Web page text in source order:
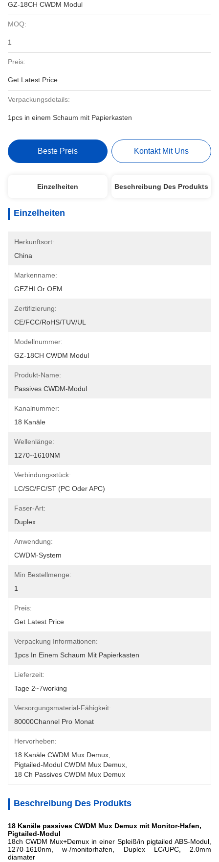
GZ-18CH CWDM Modul
MOQ:
1
Preis:
Get Latest Price
Verpackungsdetails:
1pcs in einem Schaum mit Papierkasten
Beste Preis Kontakt Mit Uns
Einzelheiten Beschreibung Des Produkts
Einzelheiten
Herkunftsort:
China
Markenname:
GEZHI Or OEM
Zertifizierung:
CE/FCC/RoHS/TUV/UL
Modellnummer:
GZ-18CH CWDM Modul
Produkt-Name:
Passives CWDM-Modul
Kanalnummer:
18 Kanäle
Wellenlänge:
1270~1610NM
Verbindungsstück:
LC/SC/FC/ST (PC Oder APC)
Faser-Art:
Duplex
Anwendung:
CWDM-System
Min Bestellmenge:
1
Preis:
Get Latest Price
Verpackung Informationen:
1pcs In Einem Schaum Mit Papierkasten
Lieferzeit:
Tage 2~7working
Versorgungsmaterial-Fähigkeit:
80000Channel Pro Monat
Hervorheben:
18 Kanäle CWDM Mux Demux
Pigtailed-Modul CWDM Mux Demux
18 Ch Passives CWDM Mux Demux
Beschreibung Des Produkts
18 Kanäle passives CWDM Mux Demux mit Monitor-Hafen,
Pigtailed-Modul
18ch CWDM Mux+Demux in einer Spleiß/in pigtailed ABS-Modul,
1270-1610nm, w-/monitorhafen, Duplex LC/UPC, 2.0mm
diamater